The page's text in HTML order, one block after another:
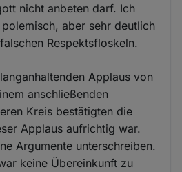
nicht anbeten darf. Ich
aber sehr deutlich
Respektsfloskeln.
Applaus von
anschließenden
Kreis bestätigten die
Applaus aufrichtig war.
Argumente unterschreiben.
keine Übereinkunft zu